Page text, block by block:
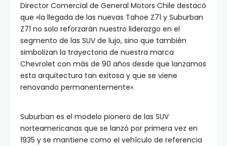
Director Comercial de General Motors Chile destacó
que «la llegada de las nuevas Tahoe Z71 y Suburban
Z71 no solo reforzarán nuestro liderazgo en el
segmento de las SUV de lujo, sino que también
simbolizan la trayectoria de nuestra marca
Chevrolet con más de 90 años desde que lanzamos
esta arquitectura tan exitosa y que se viene
renovando permanentemente».
Suburban es el modelo pionero de las SUV
norteamericanas que se lanzó por primera vez en
1935 y se mantiene como el vehículo de referencia